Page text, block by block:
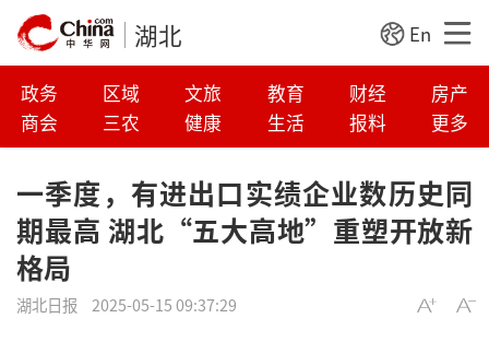
湖北 En
政务 区域 文旅 教育 财经
房产
商会
三农 健康 生活 报料 更多
一季度，有进出口实绩企业数历史同
期最高 湖北“五大高地”重塑开放新
格局
湖北日报 2025-05-15 09:37:29